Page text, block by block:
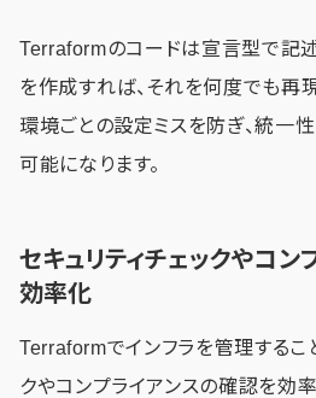
Terraformのコードは宣言型で記
を作成すれば、それを何度でも再現
環境ごとの設定ミスを防ぎ、統一
可能になります。
セキュリティチェックやコン
効率化
Terraformでインフラを管理するこ
クやコンプライアンスの確認を効